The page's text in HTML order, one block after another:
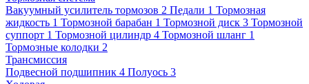
Вакуумный усилитель тормозов 2 Педали 1 Тормозная
жидкость 1 Тормозной барабан 1 Тормозной диск 3 Тормозной
суппорт 1 Тормозной цилиндр 4 Тормозной шланг 1
Тормозные колодки 2
Трансмиссия
Подвесной подшипник 4 Полуось 3